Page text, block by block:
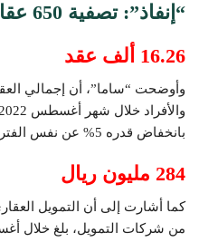
“إنفاذ”: تصفية 650 عقارًا بقيمة 1.2 مليار ريال
16.26 ألف عقد
وأوضحت “ساما”، أن إجمالي
بانخفاض قدره 5% عن نفس الفترة من العام الماضي.
284 مليون ريال
كما أشارت إلى أن التمويل